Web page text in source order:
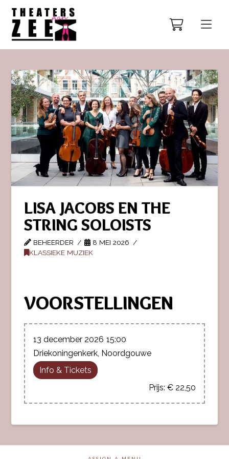
LISA JACOBS EN THE
STRING SOLOISTS
BEHEERDER
8 MEI 2026
KLASSIEKE MUZIEK
VOORSTELLINGEN
13 december 2026 15:00
Driekoningenkerk, Noordgouwe
Info & Tickets
€ 22,50